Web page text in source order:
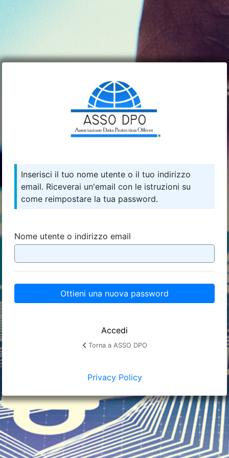
Inserisci il tuo nome utente o il tuo indirizzo
email. Riceverai un'email con le istruzioni su
come reimpostare la tua password.
Nome utente o indirizzo email
Ottieni una nuova password
Accedi
Torna a ASSO DPO
Privacy Policy